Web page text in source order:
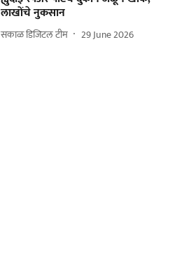
लाखोंचे नुकसान
सकाळ डिजिटल टीम 29 June 2026